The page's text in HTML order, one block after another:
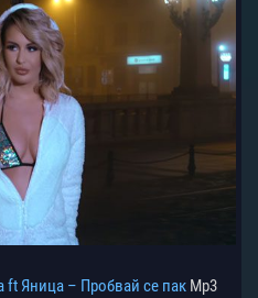
ft Яница – Пробвай се пак Mp3